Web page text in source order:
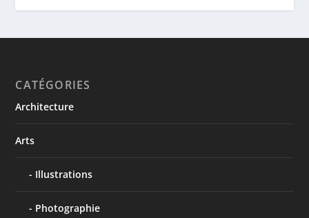
CATÉGORIES
Architecture
Arts
Illustrations
Photographie